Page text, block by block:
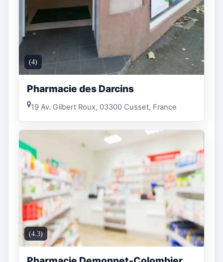
(4)
Pharmacie des Darcins
19 Av. Gilbert Roux, 03300 Cusset, France
(4.3)